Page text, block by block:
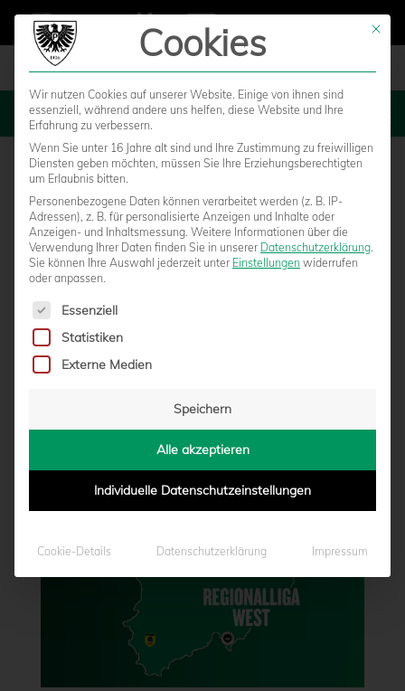
MENU
TRIO LÖST REGIONALLLIGA-TICKET –
GESUCHT
vonMarcel Weskamp|31.05.2022 - 12:40
Mit
Cookies
Wir nutzen Cookies auf unserer Website. Einige von ihnen sind
essenziell, während andere uns helfen, diese Website und Ihre
Erfahrung zu verbessern.
Wenn Sie unter 16 Jahre alt sind und Ihre Zustimmung zu freiwilligen
Diensten geben möchten, müssen Sie Ihre Erziehungsberechtigten
um Erlaubnis bitten.
Personenbezogene Daten können verarbeitet werden (z. B. IP-
Adressen), z. B. für personalisierte Anzeigen und Inhalte oder
Anzeigen- und Inhaltsmessung. Weitere Informationen über die
Verwendung Ihrer Daten finden Sie in unserer Datenschutzerklärung.
Sie können Ihre Auswahl jederzeit unter Einstellungen widerrufen
oder anpassen.
Es folgt eine Liste der Service-Gruppen, für die eine
Essenziell
Statistiken
Externe Medien
Speichern
Alle akzeptieren
Individuelle Datenschutzeinstellungen
Cookie-Details Datenschutzerklärung Impressum